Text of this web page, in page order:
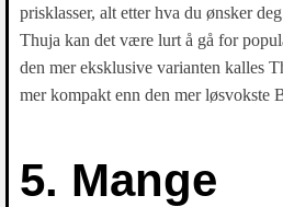
prisklasser, alt etter hva du ønsker
Thuja kan det være lurt å gå for
den mer eksklusive varianten kalles
mer kompakt enn den mer løsvokste
5. Mange